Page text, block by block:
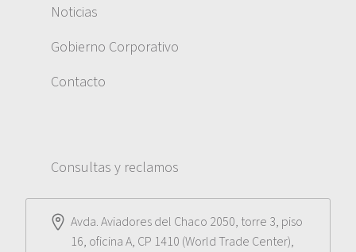
Noticias
Gobierno Corporativo
Contacto
Consultas y reclamos
Avda. Aviadores del Chaco 2050, torre 3, piso
16, oficina A, CP 1410 (World Trade Center),